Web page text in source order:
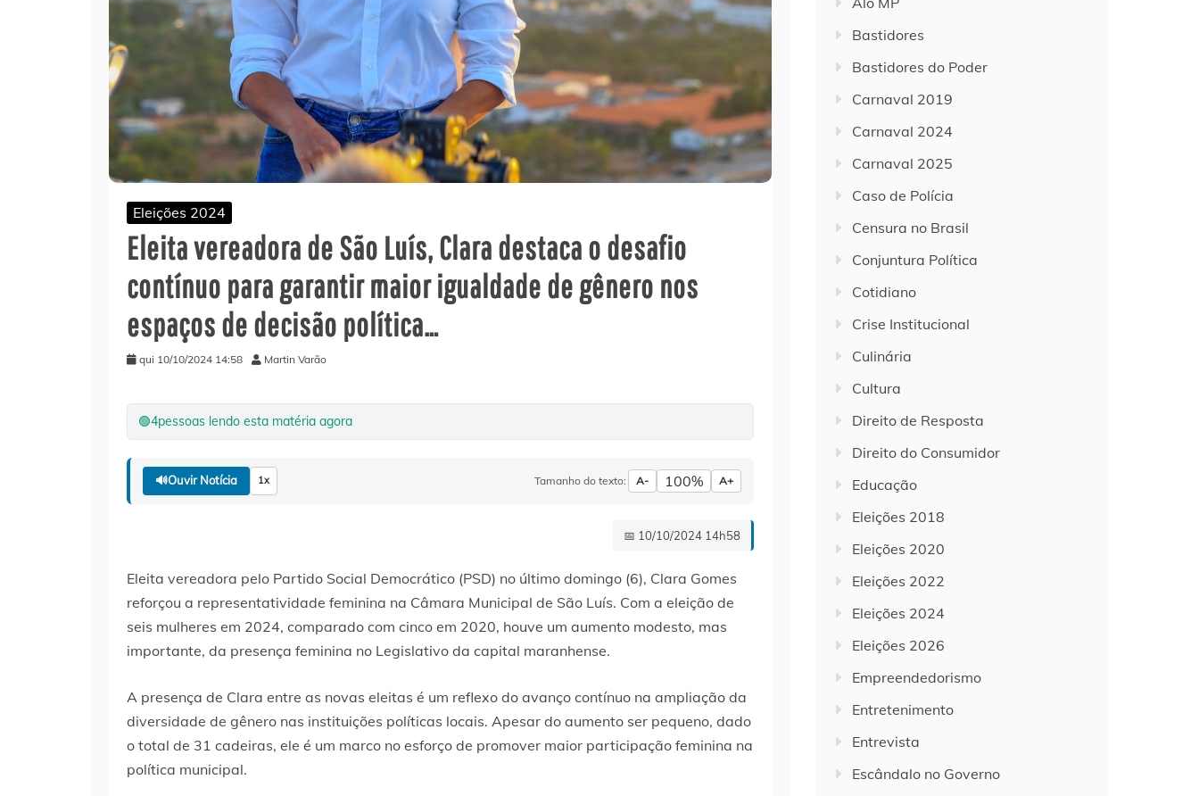
Eleições 2024
Eleita vereadora de São Luís, Clara destaca o desafio
contínuo para garantir maior igualdade de gênero nos
espaços de decisão política…
qui 10/10/2024 14:58 Martin Varão
🟢4pessoas lendo esta matéria agora
🔊Ouvir Notícia 1x Tamanho do texto: A- 100% A+
📅 10/10/2024 14h58
Eleita vereadora pelo Partido Social Democrático (PSD) no último domingo (6), Clara Gomes
reforçou a representatividade feminina na Câmara Municipal de São Luís. Com a eleição de
seis mulheres em 2024, comparado com cinco em 2020, houve um aumento modesto, mas
importante, da presença feminina no Legislativo da capital maranhense.
A presença de Clara entre as novas eleitas é um reflexo do avanço contínuo na ampliação da
diversidade de gênero nas instituições políticas locais. Apesar do aumento ser pequeno, dado
o total de 31 cadeiras, ele é um marco no esforço de promover maior participação feminina na
política municipal.
Bastidores
Bastidores do Poder
Carnaval 2019
Carnaval 2024
Carnaval 2025
Caso de Polícia
Censura no Brasil
Conjuntura Política
Cotidiano
Crise Institucional
Culinária
Cultura
Direito de Resposta
Direito do Consumidor
Educação
Eleições 2018
Eleições 2020
Eleições 2022
Eleições 2024
Eleições 2026
Empreendedorismo
Entretenimento
Entrevista
Escândalo no Governo